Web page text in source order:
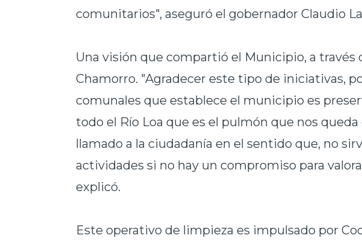
comunitarios", aseguró el gobernador Claudio
Una visión que compartió el Municipio, a través
Chamorro. "Agradecer este tipo de iniciativas,
comunales que establece el municipio es
todo el Río Loa que es el pulmón que nos
llamado a la ciudadanía en el sentido que, no
actividades si no hay un compromiso para
explicó.
Este operativo de limpieza es impulsado por